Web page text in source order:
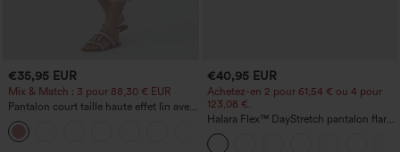
€35,95 EUR
Mix & Match : 3 pour 88,30 € EUR
Pantalon court taille haute effet lin avec
poche zippée
€40,95 EUR
Achetez-en 2 pour 61,54 € ou 4 pour
123,08 €.
Halara Flex™ DayStretch pantalon flare
de travail, taille mi-haute, poche latérale
zippée